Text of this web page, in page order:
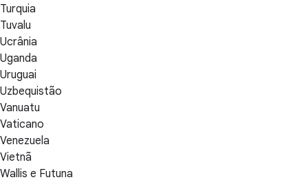
Turquia
Tuvalu
Ucrânia
Uganda
Uruguai
Uzbequistão
Vanuatu
Vaticano
Venezuela
Vietnã
Wallis e Futuna